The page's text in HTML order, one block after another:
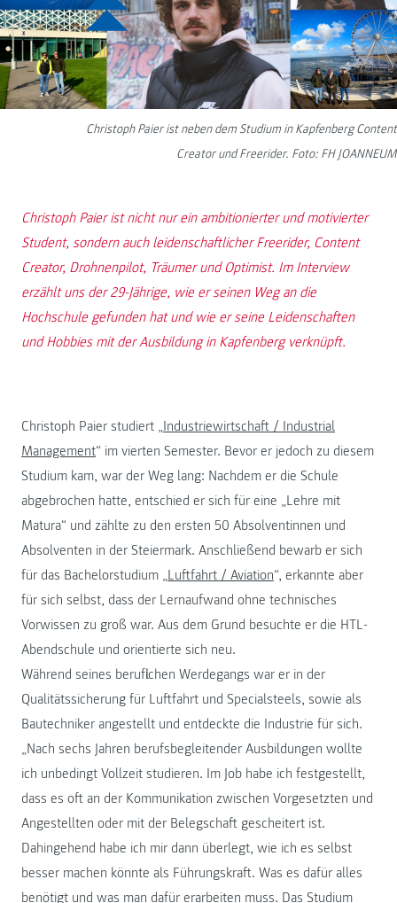
Christoph Paier ist neben dem Studium in Kapfenberg Content
Creator und Freerider. Foto: FH JOANNEUM
Christoph Paier ist nicht nur ein ambitionierter und motivierter
Student, sondern auch leidenschaftlicher Freerider, Content
Creator, Drohnenpilot, Träumer und Optimist. Im Interview
erzählt uns der 29-Jährige, wie er seinen Weg an die
Hochschule gefunden hat und wie er seine Leidenschaften
und Hobbies mit der Ausbildung in Kapfenberg verknüpft.
Christoph Paier studiert „Industriewirtschaft / Industrial
Management“ im vierten Semester. Bevor er jedoch zu diesem
Studium kam, war der Weg lang: Nachdem er die Schule
abgebrochen hatte, entschied er sich für eine „Lehre mit
Matura“ und zählte zu den ersten 50 Absolventinnen und
Absolventen in der Steiermark. Anschließend bewarb er sich
für das Bachelorstudium „Luftfahrt / Aviation“, erkannte aber
für sich selbst, dass der Lernaufwand ohne technisches
Vorwissen zu groß war. Aus dem Grund besuchte er die HTL-
Abendschule und orientierte sich neu.
Während seines beruflichen Werdegangs war er in der
Qualitätssicherung für Luftfahrt und Specialsteels, sowie als
Bautechniker angestellt und entdeckte die Industrie für sich.
„Nach sechs Jahren berufsbegleitender Ausbildungen wollte
ich unbedingt Vollzeit studieren. Im Job habe ich festgestellt,
dass es oft an der Kommunikation zwischen Vorgesetzten und
Angestellten oder mit der Belegschaft gescheitert ist.
Dahingehend habe ich mir dann überlegt, wie ich es selbst
besser machen könnte als Führungskraft. Was es dafür alles
benötigt und was man dafür erarbeiten muss. Das Studium